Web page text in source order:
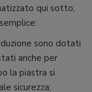
qui sotto,
sono dotati
anche per
la piastra si
sicurezza;